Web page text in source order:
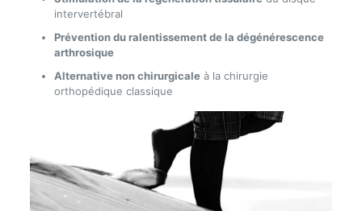
intervertébral
Prévention du ralentissement de la dégénérescence
arthrosique
Alternative non chirurgicaleà la chirurgie
orthopédique classique